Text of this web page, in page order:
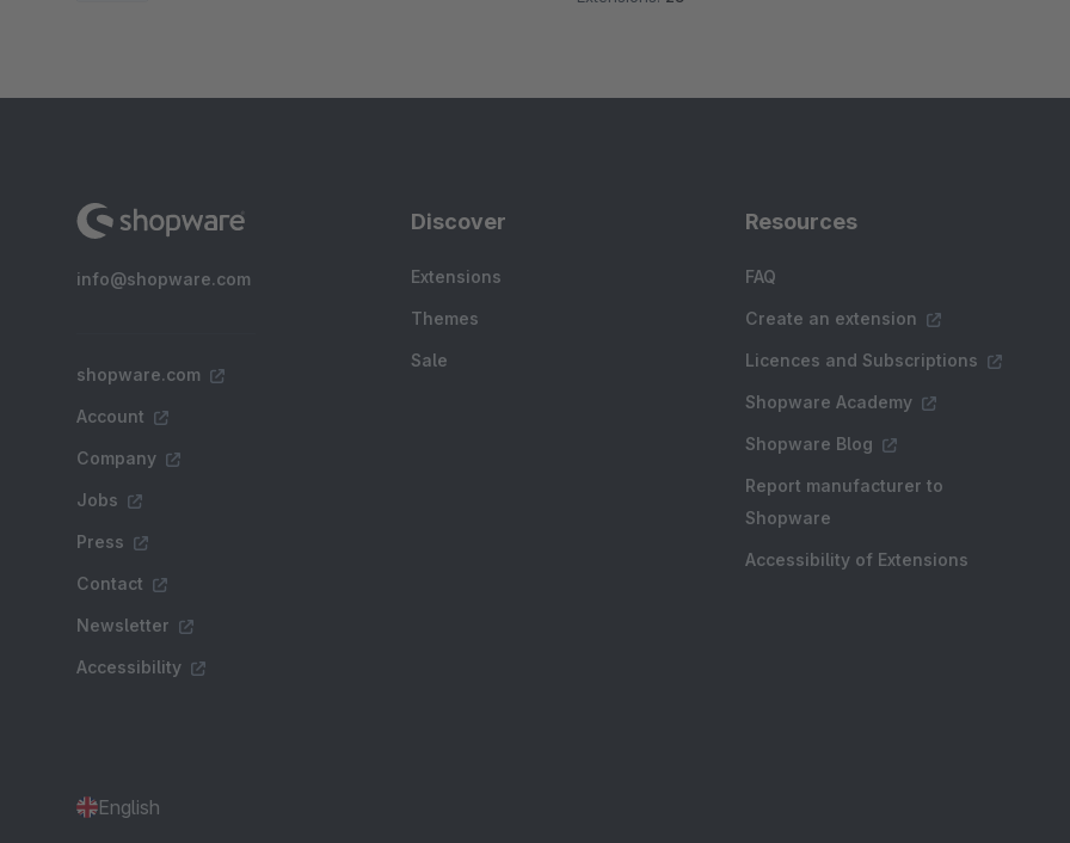
info@shopware.com
shopware.com
Account
Company
Jobs
Press
Contact
Newsletter
Accessibility
Discover
Extensions
Themes
Sale
Resources
FAQ
Create an extension
Licences and Subscriptions
Shopware Academy
Shopware Blog
Report manufacturer to
Shopware
Accessibility of Extensions
English